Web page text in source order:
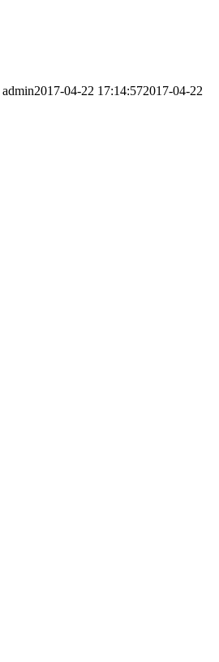
admin2017-04-22 17:14:572017-04-22